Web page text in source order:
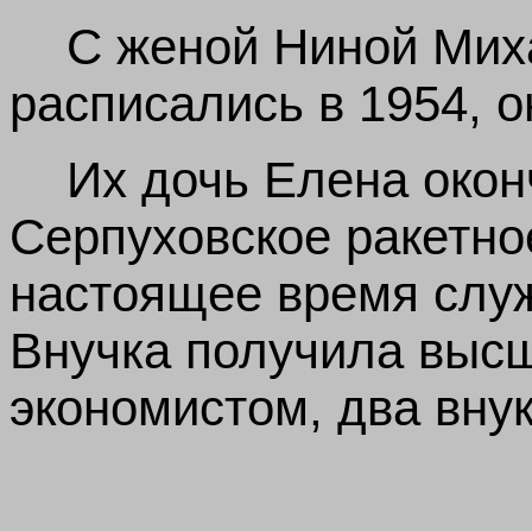
С женой Ниной
расписались в 1954,
Их дочь Елена
Серпуховское
настоящее время
Внучка получила
экономистом, два